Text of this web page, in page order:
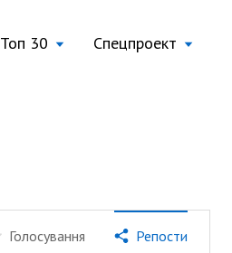
Топ 30 Спецпроект
Голосування Репости